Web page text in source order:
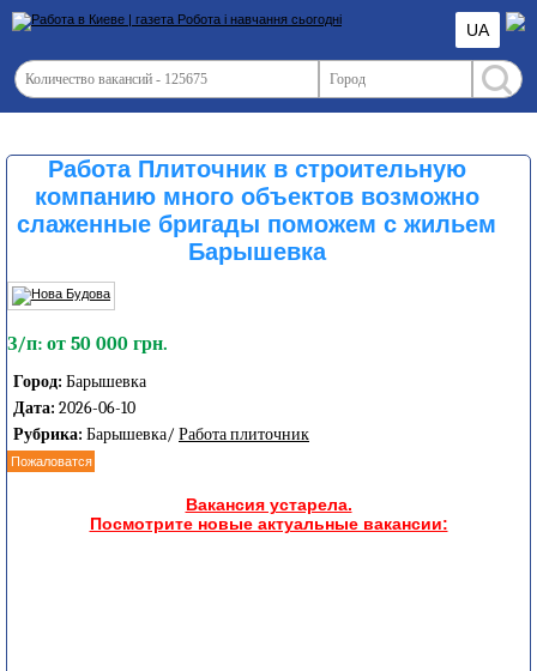
UA
Работа Плиточник в строительную
компанию много объектов возможно
слаженные бригады поможем с жильем
Барышевка
З/п: от 50 000 грн.
Город: Барышевка
Дата: 2026-06-10
Рубрика: Барышевка/ Работа плиточник
Пожаловатся
Вакансия устарела.
Посмотрите новые актуальные вакансии: